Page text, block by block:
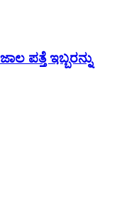
ಪತ್ತೆ ಇಬ್ಬರನ್ನು